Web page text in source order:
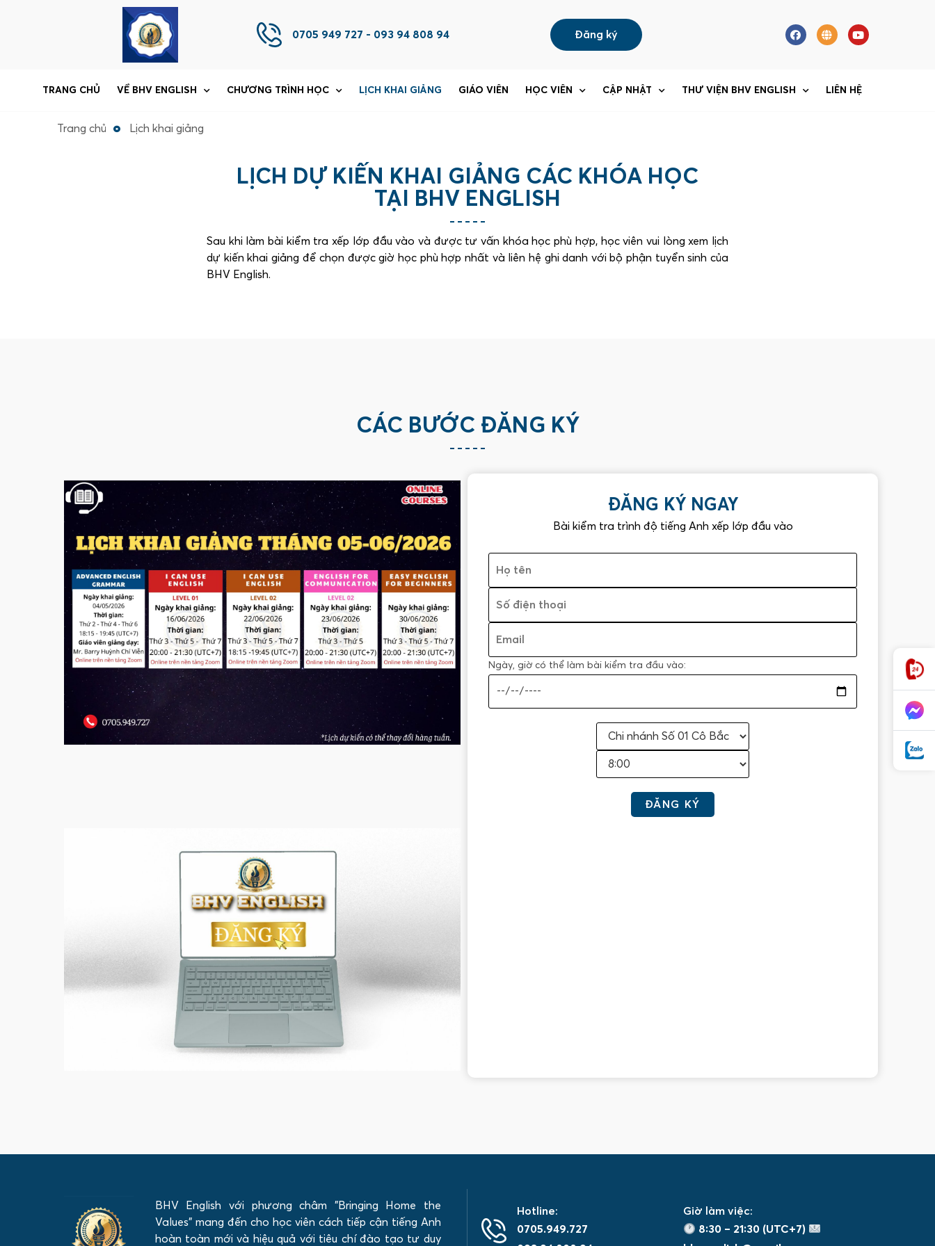
0705 949 727 - 093 94 808 94 Đăng ký
TRANG CHỦ VỀ BHV ENGLISH CHƯƠNG TRÌNH HỌC LỊCH KHAI GIẢNG GIÁO VIÊN HỌC VIÊN CẬP NHẬT THƯ VIỆN BHV ENGLISH LIÊN HỆ
Trang chủ Lịch khai giảng
LỊCH DỰ KIẾN KHAI GIẢNG CÁC KHÓA HỌC
TẠI BHV ENGLISH
Sau khi làm bài kiểm tra xếp lớp đầu vào và được tư vấn khóa học phù hợp, học viên vui lòng xem lịch
dự kiến khai giảng để chọn được giờ học phù hợp nhất và liên hệ ghi danh với bộ phận tuyển sinh của
BHV English.
CÁC BƯỚC ĐĂNG KÝ
ĐĂNG KÝ NGAY
Bài kiểm tra trình độ tiếng Anh xếp lớp đầu vào
Ngày, giờ có thể làm bài kiểm tra đầu vào:
BHV English với phương châm "Bringing Home the
Values" mang đến cho học viên cách tiếp cận tiếng Anh
hoàn toàn mới và hiệu quả với tiêu chí đào tạo tư duy
Hotline:
0705.949.727
Giờ làm việc:
8:30 – 21:30 (UTC+7)